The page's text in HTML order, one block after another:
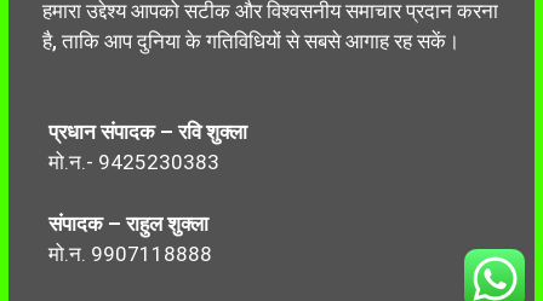
हमारा उद्देश्य आपको सटीक और विश्वसनीय समाचार प्रदान करना
है, ताकि आप दुनिया के गतिविधियों से सबसे आगाह रह सकें।
प्रधान संपादक – रवि शुक्ला
मो.न.- 9425230383
संपादक – राहुल शुक्ला
मो.न. 9907118888